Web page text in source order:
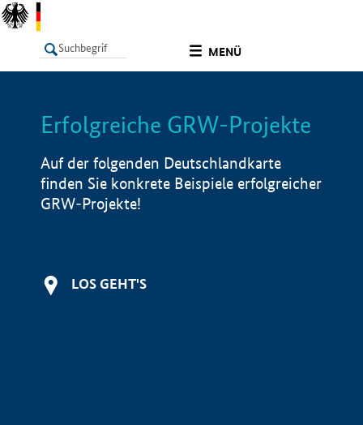
MENÜ
LISTE Info
Erfolgreiche GRW-Projekte
Auf der folgenden Deutschlandkarte
finden Sie konkrete Beispiele erfolgreicher
GRW-Projekte!
LOS GEHT'S